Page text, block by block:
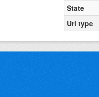
State
Url type